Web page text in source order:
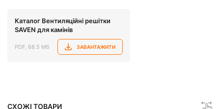
Каталог Вентиляційні решітки
SAVEN для камінів
PDF, 68.5 Мб ЗАВАНТАЖИТИ
СХОЖІ ТОВАРИ